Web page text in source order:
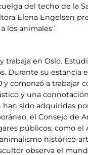
del techo de la
Elena Engelsen
los animales".
y trabaja en Oslo.
Durante su
y comenzó a
y una
han sido adquiridas
el Consejo de
públicos, como
histórico-
observa el